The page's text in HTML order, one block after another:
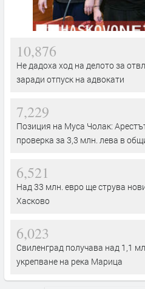
10,876
Не дадоха ход на делото за
заради отпуск на адвокати
7,229
Позиция на Муса Чолак:
проверка за 3,3 млн. лева в
6,521
Над 33 млн. евро ще струва
Хасково
6,023
Свиленград получава над 1,1
укрепване на река Марица